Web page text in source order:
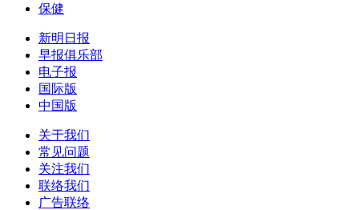
保健
新明日报
早报俱乐部
电子报
国际版
中国版
关于我们
常见问题
关注我们
联络我们
广告联络